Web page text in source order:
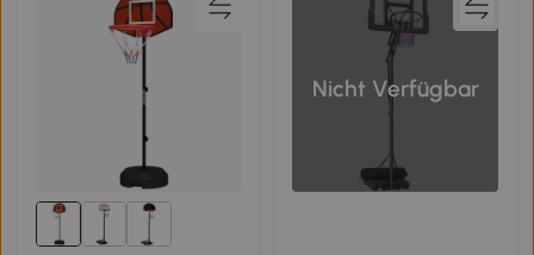
Nicht Verfügbar